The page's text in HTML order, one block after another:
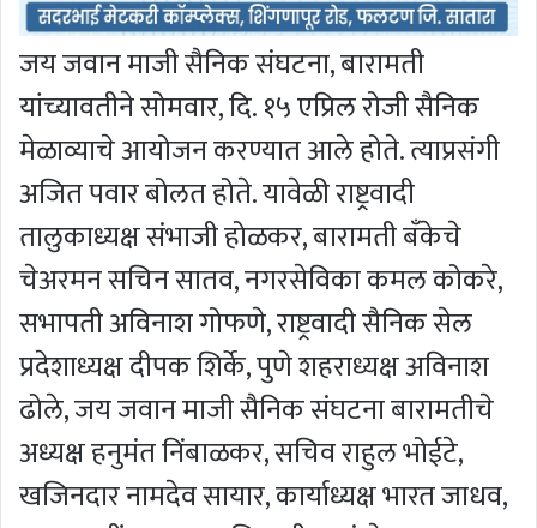
जय जवान माजी सैनिक संघटना, बारामती
यांच्यावतीने सोमवार, दि. १५ एप्रिल रोजी सैनिक
मेळाव्याचे आयोजन करण्यात आले होते. त्याप्रसंगी
अजित पवार बोलत होते. यावेळी राष्ट्रवादी
तालुकाध्यक्ष संभाजी होळकर, बारामती बँकेचे
चेअरमन सचिन सातव, नगरसेविका कमल कोकरे,
सभापती अविनाश गोफणे, राष्ट्रवादी सैनिक सेल
प्रदेशाध्यक्ष दीपक शिर्के, पुणे शहराध्यक्ष अविनाश
ढोले, जय जवान माजी सैनिक संघटना बारामतीचे
अध्यक्ष हनुमंत निंबाळकर, सचिव राहुल भोईटे,
खजिनदार नामदेव सायार, कार्याध्यक्ष भारत जाधव,